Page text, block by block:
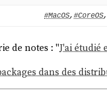
ostree --
#MacOS, #CoreOS,
de notes : "J'ai étudié
dans des